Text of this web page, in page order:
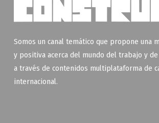
Somos un canal temático que propone una
y positiva acerca del mundo del trabajo y
a través de contenidos multiplataforma de
internacional.